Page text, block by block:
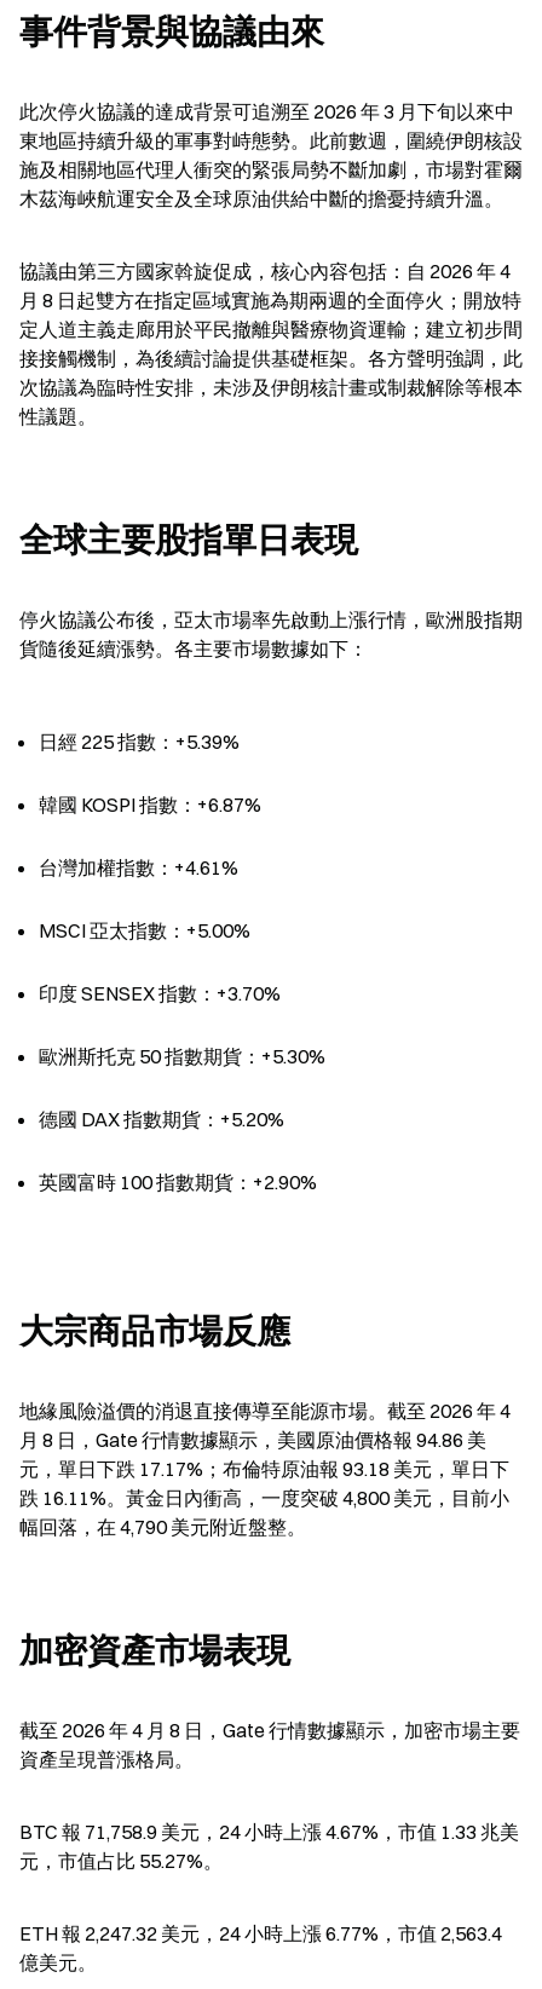
事件背景與協議由來
此次停火協議的達成背景可追溯至 2026 年 3 月下旬以來中
東地區持續升級的軍事對峙態勢。此前數週，圍繞伊朗核設
施及相關地區代理人衝突的緊張局勢不斷加劇，市場對霍爾
木茲海峽航運安全及全球原油供給中斷的擔憂持續升溫。
協議由第三方國家斡旋促成，核心內容包括：自 2026 年 4
月 8 日起雙方在指定區域實施為期兩週的全面停火；開放特
定人道主義走廊用於平民撤離與醫療物資運輸；建立初步間
接接觸機制，為後續討論提供基礎框架。各方聲明強調，此
次協議為臨時性安排，未涉及伊朗核計畫或制裁解除等根本
性議題。
全球主要股指單日表現
停火協議公布後，亞太市場率先啟動上漲行情，歐洲股指期
貨隨後延續漲勢。各主要市場數據如下：
日經 225 指數：+5.39%
韓國 KOSPI 指數：+6.87%
台灣加權指數：+4.61%
MSCI 亞太指數：+5.00%
印度 SENSEX 指數：+3.70%
歐洲斯托克 50 指數期貨：+5.30%
德國 DAX 指數期貨：+5.20%
英國富時 100 指數期貨：+2.90%
大宗商品市場反應
地緣風險溢價的消退直接傳導至能源市場。截至 2026 年 4
月 8 日，Gate 行情數據顯示，美國原油價格報 94.86 美
元，單日下跌 17.17%；布倫特原油報 93.18 美元，單日下
跌 16.11%。黃金日內衝高，一度突破 4,800 美元，目前小
幅回落，在 4,790 美元附近盤整。
加密資產市場表現
截至 2026 年 4 月 8 日，Gate 行情數據顯示，加密市場主要
資產呈現普漲格局。
BTC 報 71,758.9 美元，24 小時上漲 4.67%，市值 1.33 兆美
元，市值占比 55.27%。
ETH 報 2,247.32 美元，24 小時上漲 6.77%，市值 2,563.4
億美元。